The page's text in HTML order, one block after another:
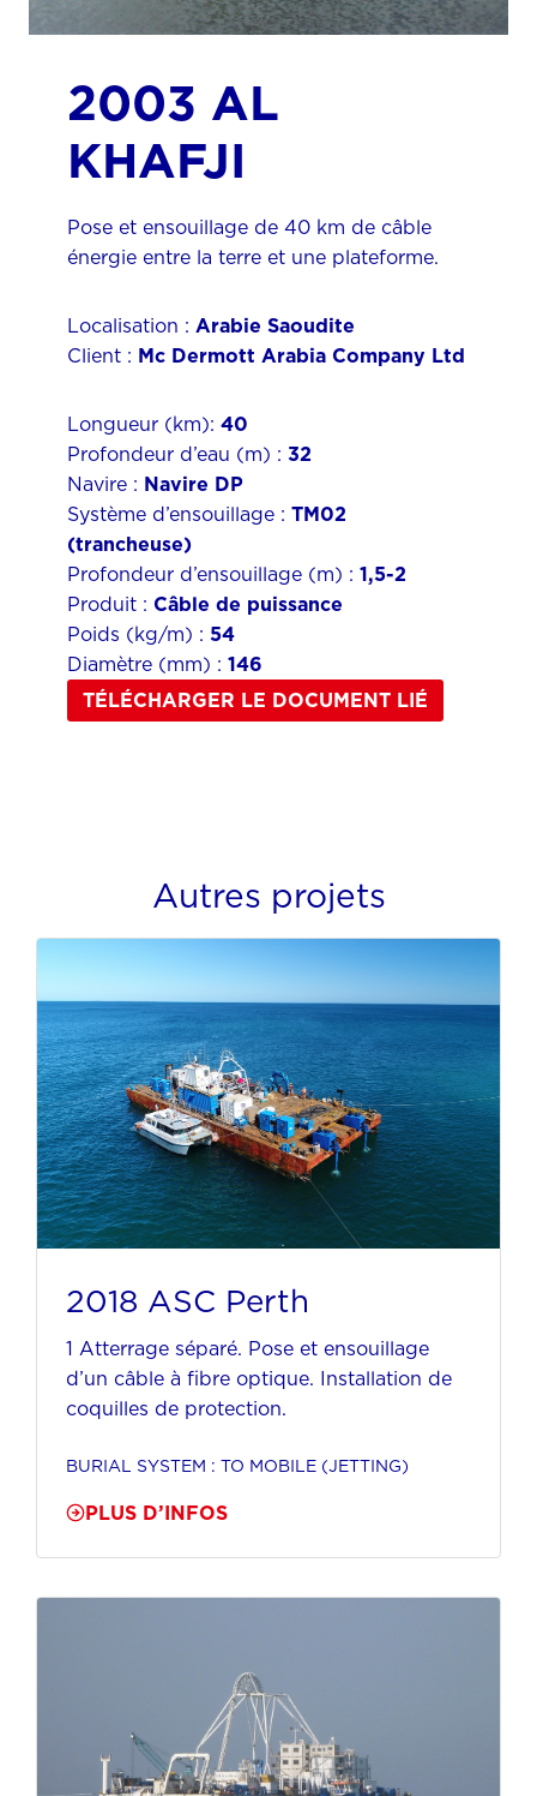
2003 AL
KHAFJI
Pose et ensouillage de 40 km de câble
énergie entre la terre et une plateforme.
Localisation : Arabie Saoudite
Client : Mc Dermott Arabia Company Ltd
Longueur (km): 40
Profondeur d’eau (m) : 32
Navire : Navire DP
Système d’ensouillage : TM02
(trancheuse)
Profondeur d’ensouillage (m) : 1,5-2
Produit : Câble de puissance
Poids (kg/m) : 54
Diamètre (mm) : 146
TÉLÉCHARGER LE DOCUMENT LIÉ
Autres projets
2018 ASC Perth
1 Atterrage séparé. Pose et ensouillage
d’un câble à fibre optique. Installation de
coquilles de protection.
BURIAL SYSTEM : TO MOBILE (JETTING)
PLUS D’INFOS